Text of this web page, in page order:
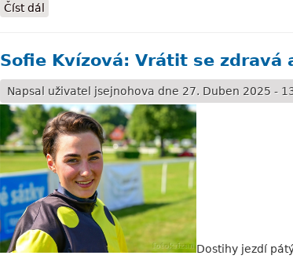
Číst dál
Sofie Kvízová: Vrátit se zdravá
Napsal uživatel jsejnohova dne 27. Duben 2025 -
Dostihy jezdí